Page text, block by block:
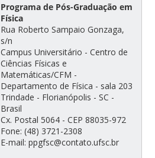
Programa de Pós-Graduação em
Física
Rua Roberto Sampaio Gonzaga,
s/n
Campus Universitário - Centro de
Ciências Físicas e
Matemáticas/CFM -
Departamento de Física - sala 203
Trindade - Florianópolis - SC -
Brasil
Cx. Postal 5064 - CEP 88035-972
Fone: (48) 3721-2308
E-mail: ppgfsc@contato.ufsc.br